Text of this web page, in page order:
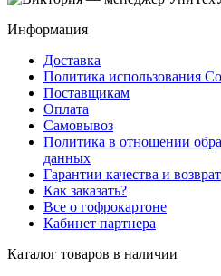
Информация
Доставка
Политика использования
Поставщикам
Оплата
Самовывоз
Политика в отношении
данных
Гарантии качества и возврат
Как заказать?
Все о гофрокартоне
Кабинет партнера
Каталог товаров в наличии